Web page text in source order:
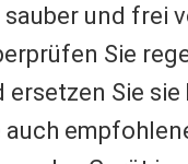
und frei
Sie
Sie sie